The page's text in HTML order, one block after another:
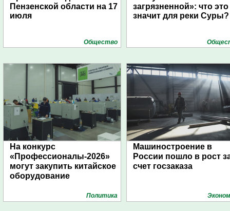
Пензенской области на 17
июля
Общество
загрязненной»: что это
значит для реки Суры?
На конкурс
«Профессионалы-2026»
могут закупить китайское
оборудование
Политика
Машиностроение в
России пошло в рост
счет госзаказа